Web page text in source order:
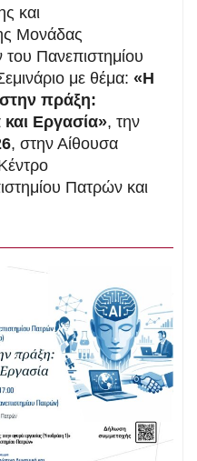
και
Μονάδας
Πανεπιστημίου
με θέμα: «Η
πράξη:
Εργασία», την
, στην Αίθουσα
Πατρών και